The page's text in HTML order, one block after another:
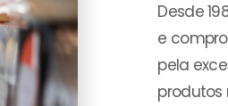
Desde
e
pela
produtos